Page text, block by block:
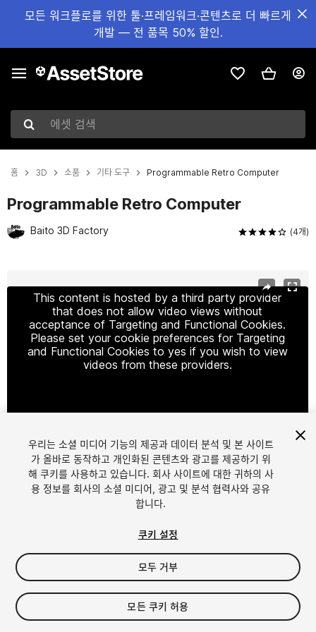
모든 워크플로를 위한 툴·프레임워크·콘텐츠로 더 빠르게
개발 — 전 품목 50% 할인.
에셋 검색
홈 3D 소품 기타 도구 Programmable Retro Computer
Programmable Retro Computer
Baito 3D Factory (4개)
This content is hosted by a third party provider
that does not allow video views without
acceptance of Targeting and Functional Cookies.
Please set your cookie preferences for Targeting
and Functional Cookies to yes if you wish to view
videos from these providers.
1/7
$5.99
세금/부가세는 결제 시 반영됩니다.
우리는 소셜 미디어 기능의 제공과 데이터 분석 및 본 사이트
가 올바로 동작하고 개인화된 콘텐츠와 광고를 제공하기 위
해 쿠키를 사용하고 있습니다. 회사 사이트에 대한 귀하의 사
용 정보를 회사의 소셜 미디어, 광고 및 분석 협력사와 공유
합니다.
쿠키 설정
모두 거부
모든 쿠키 허용